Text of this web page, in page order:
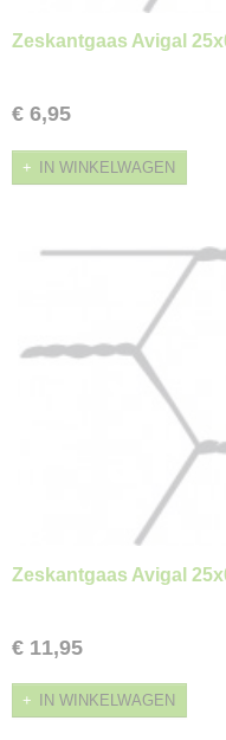
Zeskantgaas Avigal
€ 6,95
IN WINKELWAGEN
Zeskantgaas Avigal
€ 11,95
IN WINKELWAGEN